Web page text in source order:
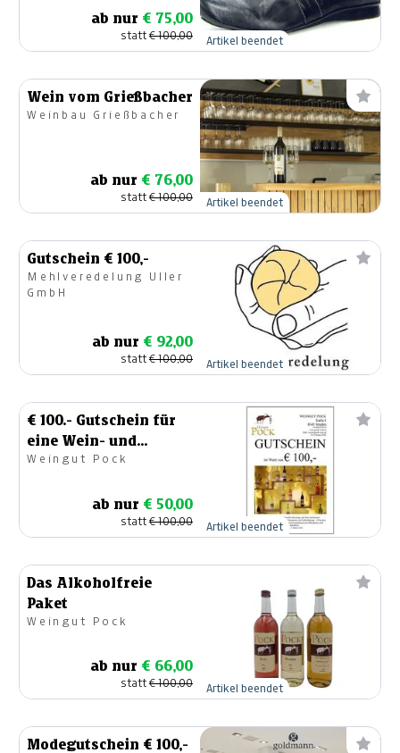
ab nur € 75,00
statt€ 100,00 Artikel beendet
Wein vom Grießbacher
Weinbau Grießbacher
ab nur € 76,00
statt€ 100,00 Artikel beendet
Gutschein € 100,-
Mehlveredelung Uller
GmbH
ab nur € 92,00
statt€ 100,00 Artikel beendet
€ 100.- Gutschein für
eine Wein- und
Kernölverkostung
Weingut Pock
ab nur € 50,00
statt€ 100,00 Artikel beendet
Das Alkoholfreie
Paket
Weingut Pock
ab nur € 66,00
statt€ 100,00 Artikel beendet
Modegutschein € 100,-